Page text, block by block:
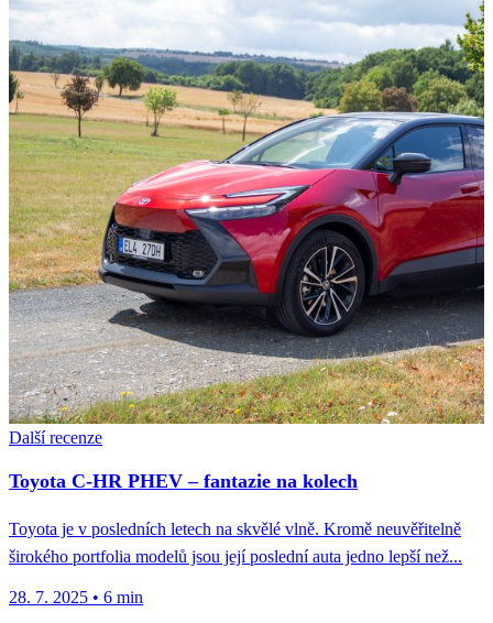
Další recenze
Toyota C-HR PHEV – fantazie na kolech
Toyota je v posledních letech na skvělé vlně. Kromě neuvěřitelně
širokého portfolia modelů jsou její poslední auta jedno lepší než...
28. 7. 2025 • 6 min